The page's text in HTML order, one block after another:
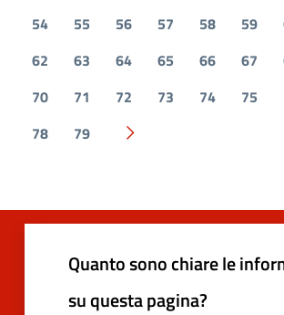
54
55 56 57 58 59
62
63 64 65 66 67
70
71 72 73 74 75
78
79 Pagina successiva
Quanto sono chiare le
su questa pagina?